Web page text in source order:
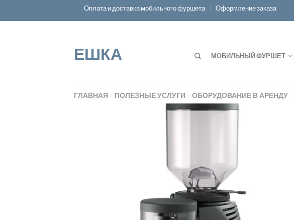
Оплата и доставка мобильного фуршета Оформление заказа
ЕШКА МОБИЛЬНЫЙ ФУРШЕТ
ГЛАВНАЯ / ПОЛЕЗНЫЕ УСЛУГИ / ОБОРУДОВАНИЕ В АРЕНДУ /